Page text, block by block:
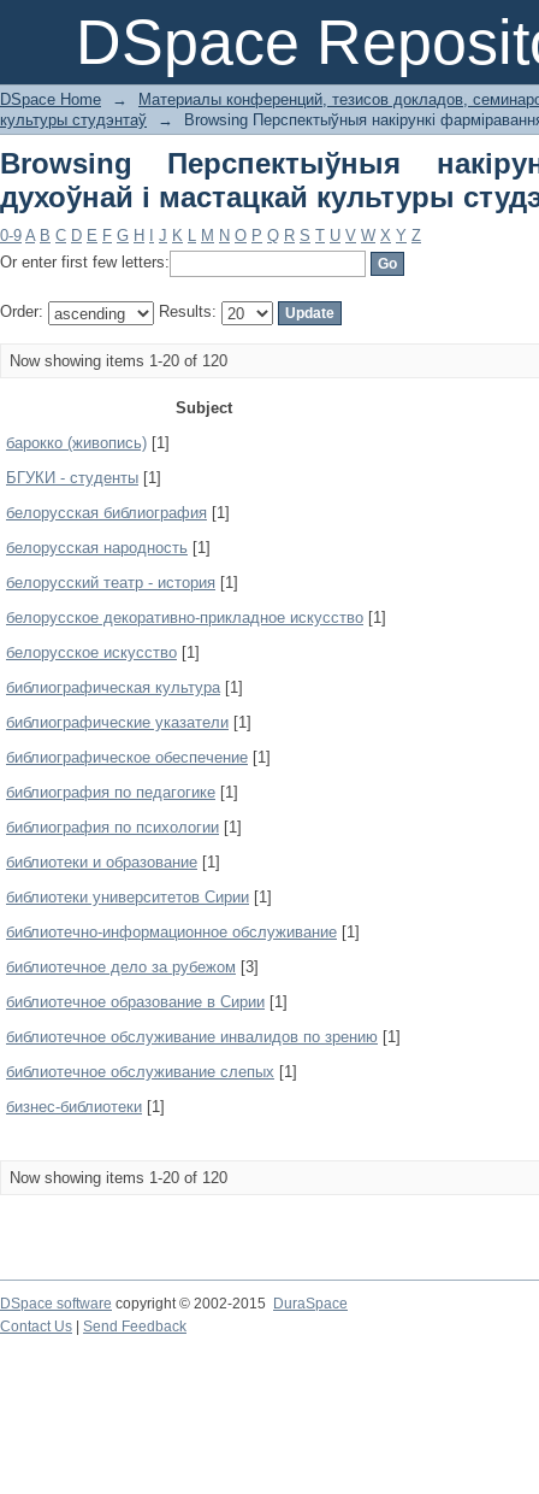
DSpace
Browsing Перспектыўныя
культуры студэнтаў by Subject
DSpace Home →
Материалы конференций, тезисов докладов,
культуры студэнтаў
→ Browsing Перспектыўныя накірункі
Browsing Перспектыўныя
духоўнай і мастацкай культуры
0-9 A B C D E F G H J K L M N O P Q R S T U V W X Y Z
Or enter first few letters:
Order: Results:
Now showing items 1-20 of 120
Subject
барокко (живопись) [1]
БГУКИ - студенты [1]
белорусская библиография [1]
белорусская народность [1]
белорусский театр - история [1]
белорусское декоративно-прикладное искусство [1]
белорусское искусство [1]
библиографическая культура[1]
библиографические указатели [1]
библиографическое обеспечение [1]
библиография по педагогике [1]
библиография по психологии [1]
библиотеки и образование [1]
библиотеки университетов Сирии [1]
библиотечно-информационное обслуживание [1]
библиотечное дело за рубежом [3]
библиотечное образование в Сирии [1]
библиотечное обслуживание инвалидов по зрению [1]
библиотечное обслуживание слепых [1]
бизнес-библиотеки [1]
Now showing items 1-20 of 120
DSpace software copyright © 2002-2015
DuraSpace
Contact Us
Send Feedback